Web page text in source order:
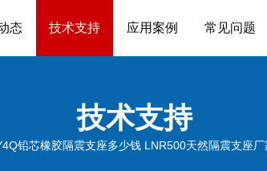
态 技术支持 应用案例 常见问题
技术支持
铅芯橡胶隔震支座多少钱 LNR500天然隔震支座